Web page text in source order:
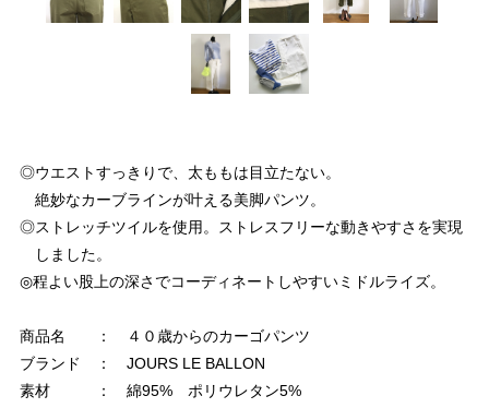
◎ウエストすっきりで、太ももは目立たない。
絶妙なカーブラインが叶える美脚パンツ。
◎ストレッチツイルを使用。ストレスフリーな動きやすさを実現
しました。
◎程よい股上の深さでコーディネートしやすいミドルライズ。
商品名 ： ４０歳からのカーゴパンツ
ブランド ： JOURS LE BALLON
素材 ： 綿95% ポリウレタン5%